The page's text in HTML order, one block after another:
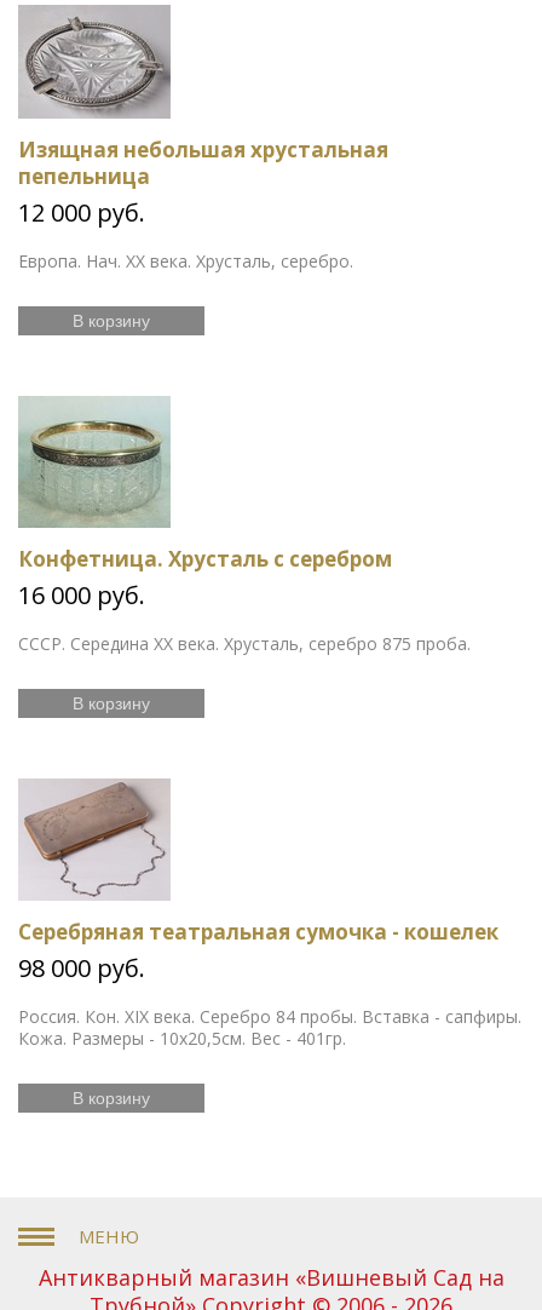
Изящная небольшая хрустальная
пепельница
12 000 руб.
Европа. Нач. ХХ века. Хрусталь, серебро.
В корзину
Конфетница. Хрусталь с серебром
16 000 руб.
СССР. Середина XX века. Хрусталь, серебро 875 проба.
В корзину
Серебряная театральная сумочка - кошелек
98 000 руб.
Россия. Кон. XIX века. Серебро 84 пробы. Вставка - сапфиры.
Кожа. Размеры - 10х20,5см. Вес - 401гр.
В корзину
Антикварный магазин «Вишневый Сад на